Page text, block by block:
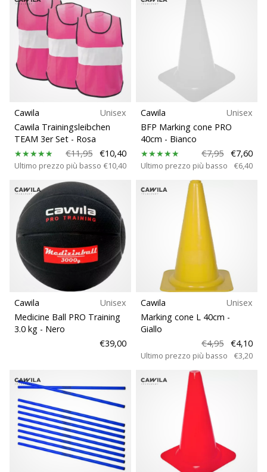
Cawila
Unisex
Cawila Trainingsleibchen
TEAM 3er Set - Rosa
€11,95
€10,40
Ultimo prezzo più basso €10,40
Cawila
Unisex
BFP Marking cone PRO
40cm - Bianco
€7,95
€7,60
Ultimo prezzo più basso €6,40
Cawila
Unisex
Medicine Ball PRO Training
3.0 kg - Nero
€39,00
Cawila
Unisex
Marking cone L 40cm -
Giallo
€4,95
€4,10
Ultimo prezzo più basso €3,20